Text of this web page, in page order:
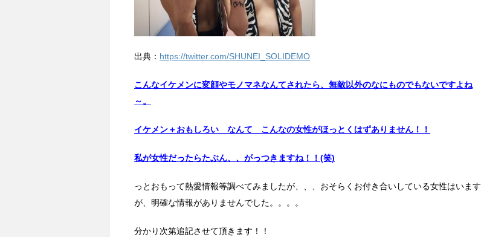
出典： https://twitter.com/SHUNEI_SOLIDEMO
こんなイケメンに変顔やモノマネなんてされたら、無敵以外のなにものでもないですよね
～。
イケメン＋おもしろい なんて こんなの女性がほっとくはずありません！！
私が女性だったらたぶん、、がっつきますね！！(笑)
っとおもって熱愛情報等調べてみましたが、、、おそらくお付き合いしている女性はいます
が、明確な情報がありませんでした。。。。
分かり次第追記させて頂きます！！